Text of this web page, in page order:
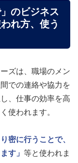
のビジネス
れ方、使う
ズは、職場のメン
での連絡や協力を
、仕事の効率を高
使われます。
密に行うことで、
す」 等と使われま